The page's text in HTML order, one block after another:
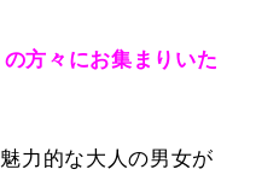
方々にお集まりいた
力的な大人の男女が